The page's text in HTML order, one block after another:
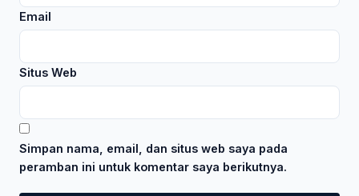
Email
Situs Web
Simpan nama, email, dan situs web saya pada
peramban ini untuk komentar saya berikutnya.